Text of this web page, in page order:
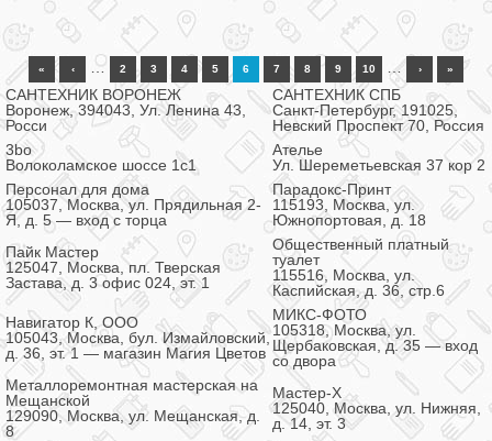
« ‹ … 2 3 4 5 6 7 8 9 10 … › »
САНТЕХНИК ВОРОНЕЖ
Воронеж, 394043, Ул. Ленина 43,
Росси
САНТЕХНИК СПБ
Санкт-Петербург, 191025,
Невский Проспект 70, Россия
3bo
Волоколамское шоссе 1с1
Ателье
Ул. Шереметьевская 37 кор 2
Персонал для дома
105037, Москва, ул. Прядильная 2-
Я, д. 5 — вход с торца
Парадокс-Принт
115193, Москва, ул.
Южнопортовая, д. 18
Пайк Мастер
125047, Москва, пл. Тверская
Застава, д. 3 офис 024, эт. 1
Общественный платный
туалет
115516, Москва, ул.
Каспийская, д. 36, стр.6
Навигатор К, ООО
105043, Москва, бул. Измайловский,
д. 36, эт. 1 — магазин Магия Цветов
МИКС-ФОТО
105318, Москва, ул.
Щербаковская, д. 35 — вход
со двора
Металлоремонтная мастерская на
Мещанской
129090, Москва, ул. Мещанская, д.
8
Мастер-Х
125040, Москва, ул. Нижняя,
д. 14, эт. 3